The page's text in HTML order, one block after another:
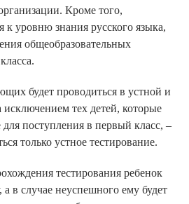
Кроме того,
к уровню знания русского языка,
общеобразовательных
будет проводиться в устной и
тех детей, которые
для поступления в первый класс, –
только устное тестирование.
тестирования ребенок
а в случае неуспешного ему будет